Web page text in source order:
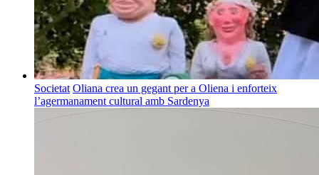
Societat Oliana crea un gegant per a Oliena i enforteix
l’agermanament cultural amb Sardenya